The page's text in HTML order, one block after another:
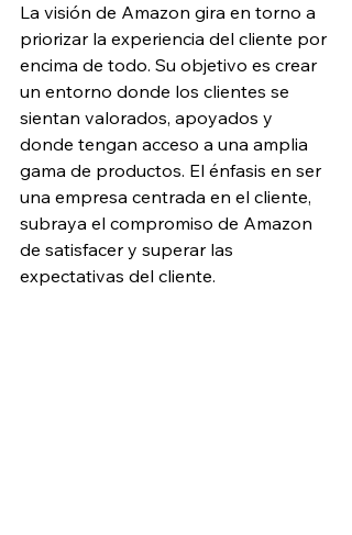
La visión de Amazon gira en torno a
priorizar la experiencia del cliente por
encima de todo. Su objetivo es crear
un entorno donde los clientes se
sientan valorados, apoyados y
donde tengan acceso a una amplia
gama de productos. El énfasis en ser
una empresa centrada en el cliente,
subraya el compromiso de Amazon
de satisfacer y superar las
expectativas del cliente.